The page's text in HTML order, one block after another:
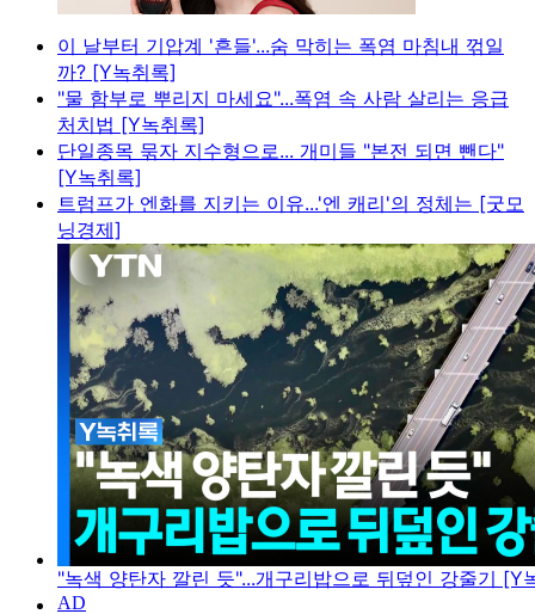
이 날부터 기압계 '흔들'...숨 막히는 폭염 마침내 꺾일
까? [Y녹취록]
"물 함부로 뿌리지 마세요"...폭염 속 사람 살리는 응급
처치법 [Y녹취록]
단일종목 묶자 지수형으로... 개미들 "본전 되면 뺀다"
[Y녹취록]
트럼프가 엔화를 지키는 이유...'엔 캐리'의 정체는 [굿모
닝경제]
"녹색 양탄자 깔린 듯"...개구리밥으로 뒤덮인 강줄기 [Y